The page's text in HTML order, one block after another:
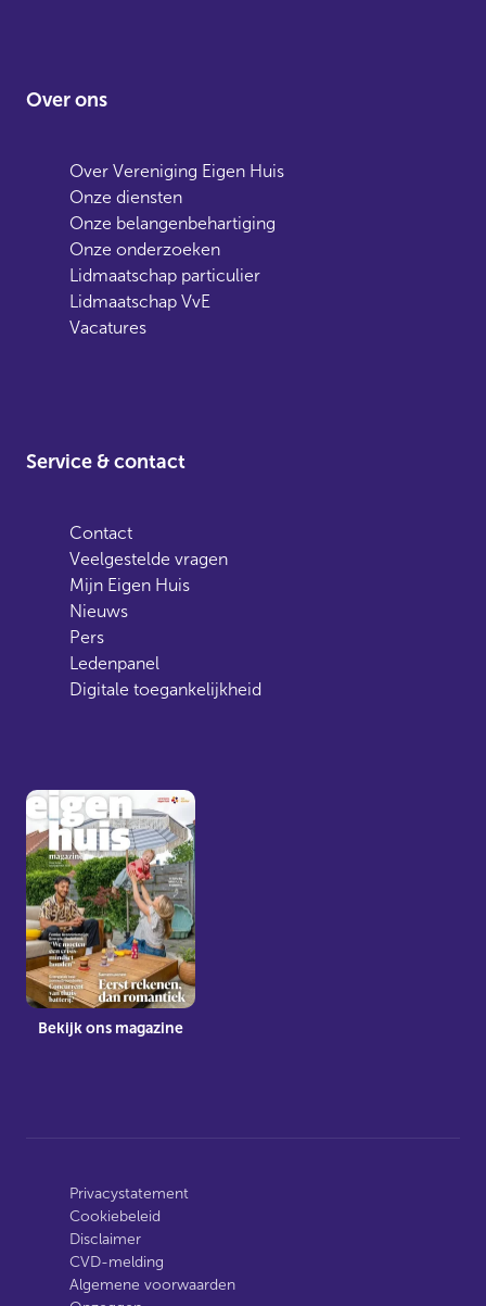
Over ons
Over Vereniging Eigen Huis
Onze diensten
Onze belangenbehartiging
Onze onderzoeken
Lidmaatschap particulier
Lidmaatschap VvE
Vacatures
Service & contact
Contact
Veelgestelde vragen
Mijn Eigen Huis
Nieuws
Pers
Ledenpanel
Digitale toegankelijkheid
Bekijk ons magazine
Privacystatement
Cookiebeleid
Disclaimer
CVD-melding
Algemene voorwaarden